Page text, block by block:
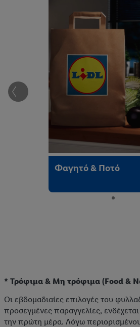
Φαγητό & Ποτό
* Τρόφιμα & Μη τρόφιμα (Food &
Οι εβδομαδιαίες επιλογές του
προσεγμένες παραγγελίες,
την πρώτη μέρα. Λόγω